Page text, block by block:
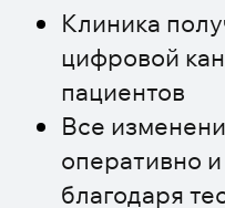
Клиника
цифровой
пациентов
Все
оперативно
благодаря